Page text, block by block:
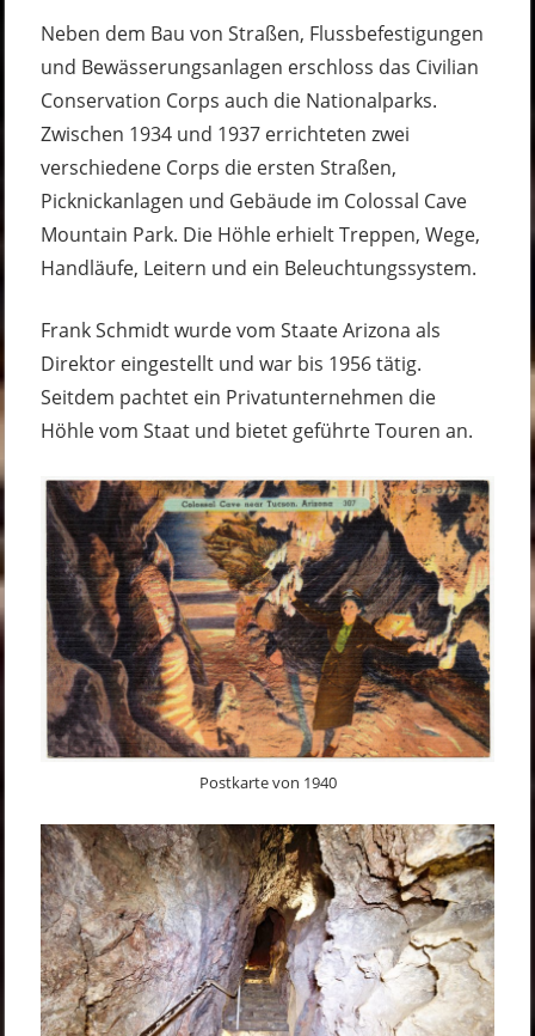
Neben dem Bau von Straßen, Flussbefestigungen
und Bewässerungsanlagen erschloss das Civilian
Conservation Corps auch die Nationalparks.
Zwischen 1934 und 1937 errichteten zwei
verschiedene Corps die ersten Straßen,
Picknickanlagen und Gebäude im Colossal Cave
Mountain Park. Die Höhle erhielt Treppen, Wege,
Handläufe, Leitern und ein Beleuchtungssystem.
Frank Schmidt wurde vom Staate Arizona als
Direktor eingestellt und war bis 1956 tätig.
Seitdem pachtet ein Privatunternehmen die
Höhle vom Staat und bietet geführte Touren an.
Postkarte von 1940